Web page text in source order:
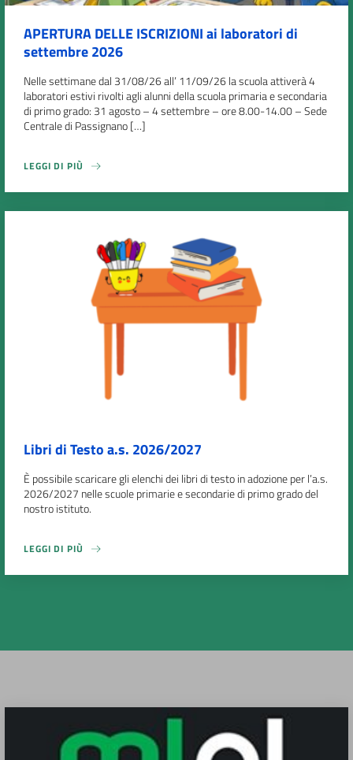
APERTURA DELLE ISCRIZIONI ai laboratori di
settembre 2026
Nelle settimane dal 31/08/26 all’ 11/09/26 la scuola attiverà 4
laboratori estivi rivolti agli alunni della scuola primaria e secondaria
di primo grado: 31 agosto – 4 settembre – ore 8.00-14.00 – Sede
Centrale di Passignano […]
LEGGI DI PIÙ
Libri di Testo a.s. 2026/2027
È possibile scaricare gli elenchi dei libri di testo in adozione per l’a.s.
2026/2027 nelle scuole primarie e secondarie di primo grado del
nostro istituto.
LEGGI DI PIÙ